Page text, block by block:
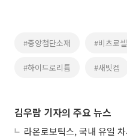
#중앙첨단소재 #비츠로셀
#하이드로리튬 #새빗켐
김우람 기자의 주요 뉴스